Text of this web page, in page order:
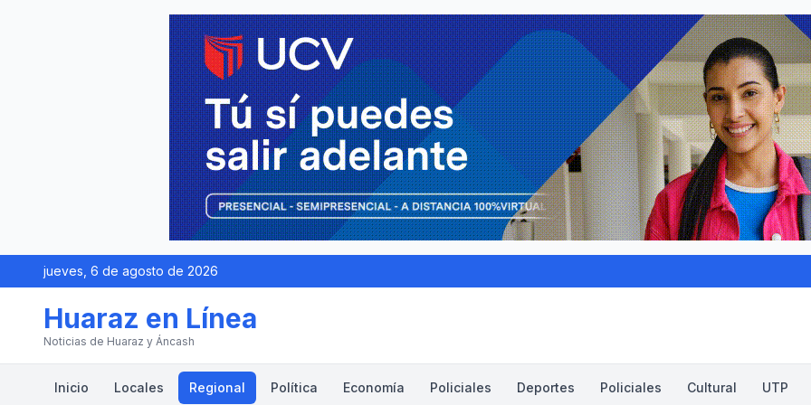
jueves, 6 de agosto de 2026
Huaraz en Línea
Noticias de Huaraz y Áncash
Inicio Locales Regional Política Economía Policiales Deportes Policiales Cultural UTP